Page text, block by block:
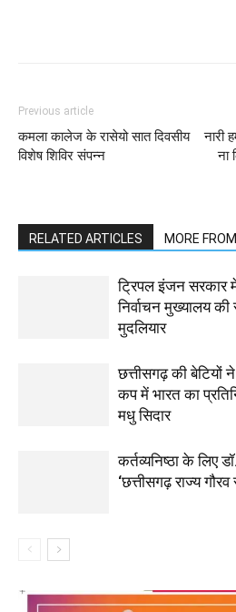
Previous article
कमला कालेज के रासेयो सात दिवसीय
विशेष शिविर संपन्न
नारी
ना
RELATED ARTICLES MORE
ट्रिपल इंजन सरकार
निर्वाचन मुख्यालय
मुदलियार
छत्तीसगढ़ की बेटियों
कप में भारत का
मधु सिदार
कर्तव्यनिष्ठा के लिए
‘छत्तीसगढ़ राज्य गौरव